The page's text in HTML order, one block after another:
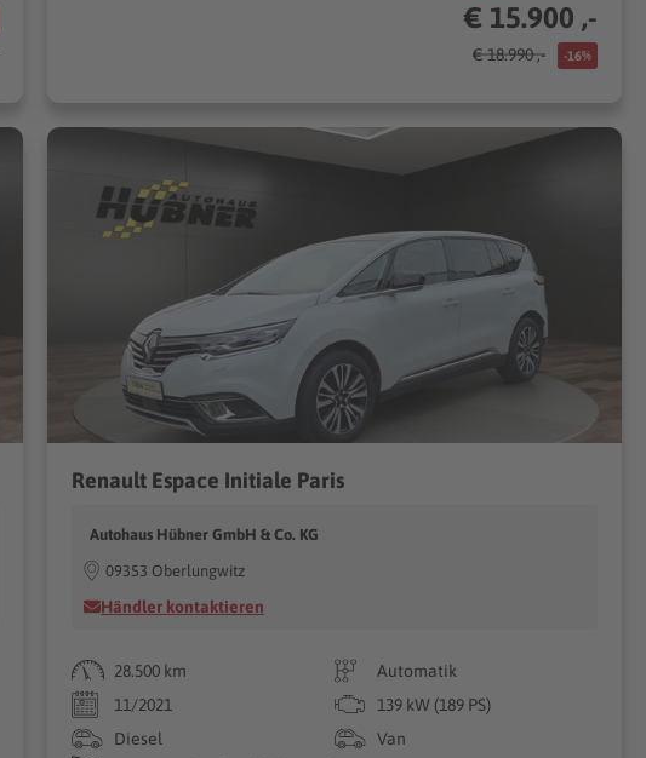
€ 15.900 ,-
€ 18.990 ,- -16%
Renault Espace Initiale Paris
Autohaus Hübner GmbH & Co. KG
09353 Oberlungwitz
Händler kontaktieren
28.500 km
Automatik
11/2021
139 kW (189 PS)
Diesel
Van